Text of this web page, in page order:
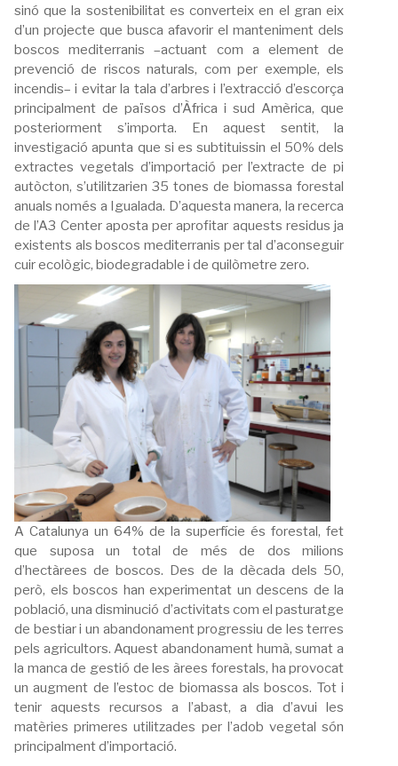
sinó que la sostenibilitat es converteix en el gran eix
d’un projecte que busca afavorir el manteniment dels
boscos mediterranis –actuant com a element de
prevenció de riscos naturals, com per exemple, els
incendis– i evitar la tala d’arbres i l’extracció d’escorça
principalment de països d’Àfrica i sud Amèrica, que
posteriorment s’importa. En aquest sentit, la
investigació apunta que si es subtituissin el 50% dels
extractes vegetals d’importació per l’extracte de pi
autòcton, s’utilitzarien 35 tones de biomassa forestal
anuals només a Igualada. D’aquesta manera, la recerca
de l’A3 Center aposta per aprofitar aquests residus ja
existents als boscos mediterranis per tal d’aconseguir
cuir ecològic, biodegradable i de quilòmetre zero.
A Catalunya un 64% de la superfície és forestal, fet
que suposa un total de més de dos milions
d’hectàrees de boscos. Des de la dècada dels 50,
però, els boscos han experimentat un descens de la
població, una disminució d’activitats com el pasturatge
de bestiar i un abandonament progressiu de les terres
pels agricultors. Aquest abandonament humà, sumat a
la manca de gestió de les àrees forestals, ha provocat
un augment de l’estoc de biomassa als boscos. Tot i
tenir aquests recursos a l’abast, a dia d’avui les
matèries primeres utilitzades per l’adob vegetal són
principalment d’importació.